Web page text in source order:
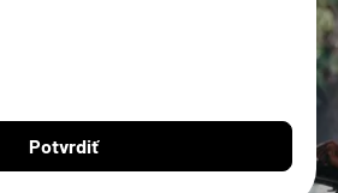
Potvrdiť